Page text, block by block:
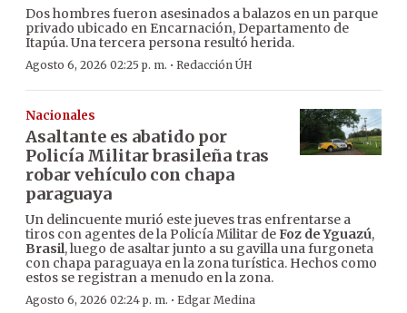
Dos hombres fueron asesinados a balazos en un parque
privado ubicado en Encarnación, Departamento de
Itapúa. Una tercera persona resultó herida.
Agosto 6, 2026 02:25 p. m. · Redacción ÚH
Nacionales
Asaltante es abatido por
Policía Militar brasileña tras
robar vehículo con chapa
paraguaya
Un delincuente murió este jueves tras enfrentarse a
tiros con agentes de la Policía Militar deFoz de Yguazú,
Brasil, luego de asaltar junto a su gavilla una furgoneta
con chapa paraguaya en la zona turística. Hechos como
estos se registran a menudo en la zona.
Agosto 6, 2026 02:24 p. m. · Edgar Medina